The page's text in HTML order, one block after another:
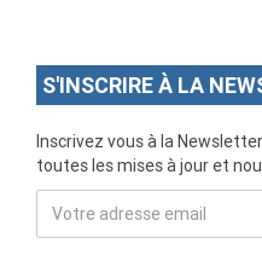
S'INSCRIRE À LA
Inscrivez vous à la
toutes les mises à jour et